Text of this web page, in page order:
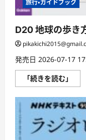
旅行・ガイドブック
D20 地球の歩き
発売日 2026-07-17
「続きを読む」
地
の
歩
方
シ
ン